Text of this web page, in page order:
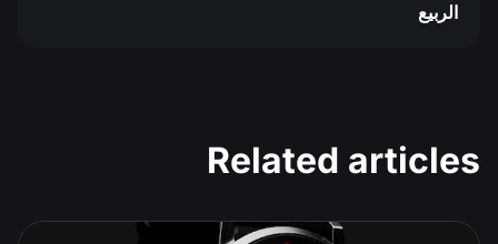
الربيع
Related articles